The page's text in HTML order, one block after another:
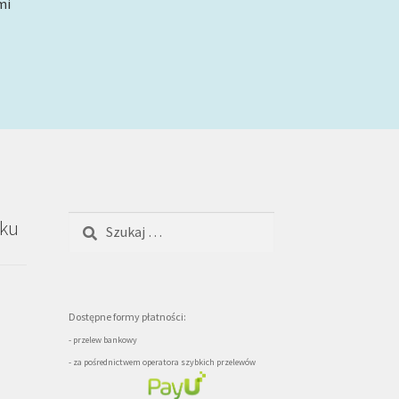
Szukaj:
Dostępne formy płatności:
- przelew bankowy
- za pośrednictwem operatora szybkich przelewów